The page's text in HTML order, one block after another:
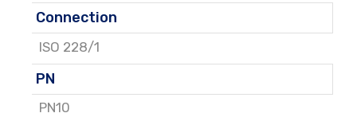
Connection
ISO 228/1
PN
PN10